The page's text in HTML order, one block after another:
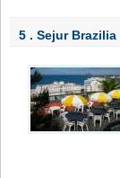
5 . Sejur Brazilia